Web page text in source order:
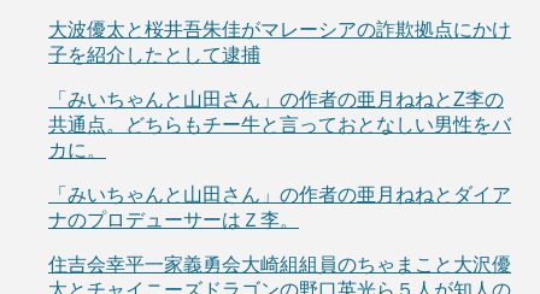
大波優太と桜井吾朱佳がマレーシアの詐欺拠点にかけ
子を紹介したとして逮捕
「みいちゃんと山田さん」の作者の亜月ねねとZ李の
共通点。どちらもチー牛と言っておとなしい男性をバ
カに。
「みいちゃんと山田さん」の作者の亜月ねねとダイア
ナのプロデューサーはＺ李。
住吉会幸平一家義勇会大崎組組員のちゃまこと大沢優
太とチャイニーズドラゴンの野口英光ら５人が知人の